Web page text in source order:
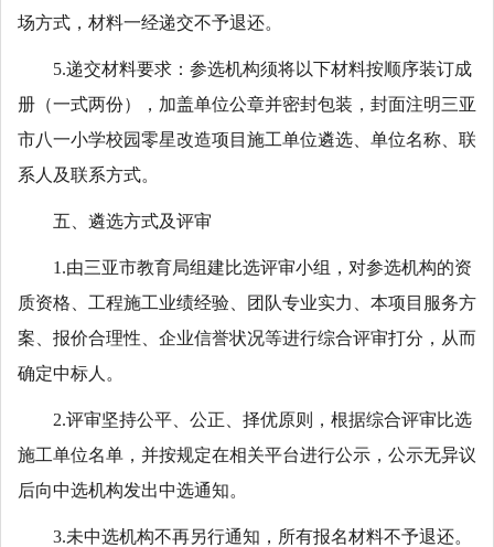
场方式，材料一经递交不予退还。
5.递交材料要求：参选机构须将以下材料按顺序装订成
册（一式两份），加盖单位公章并密封包装，封面注明三亚
市八一小学校园零星改造项目施工单位遴选、单位名称、联
系人及联系方式。
五、遴选方式及评审
1.由三亚市教育局组建比选评审小组，对参选机构的资
质资格、工程施工业绩经验、团队专业实力、本项目服务方
案、报价合理性、企业信誉状况等进行综合评审打分，从而
确定中标人。
2.评审坚持公平、公正、择优原则，根据综合评审比选
施工单位名单，并按规定在相关平台进行公示，公示无异议
后向中选机构发出中选通知。
3.未中选机构不再另行通知，所有报名材料不予退还。